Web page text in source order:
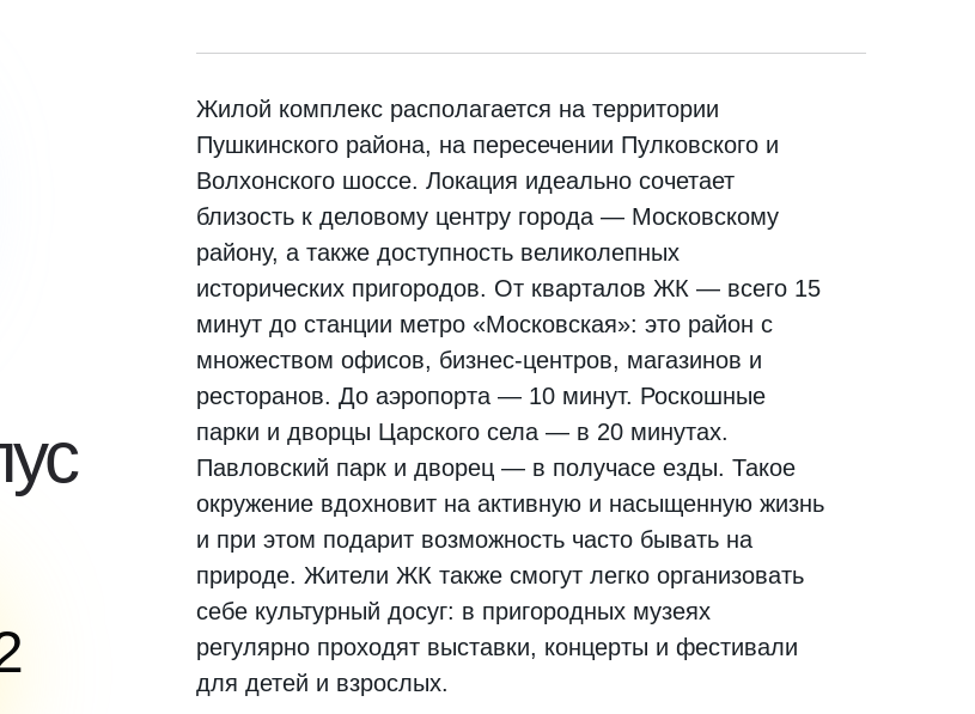
Жилой комплекс располагается на территории
Пушкинского района, на пересечении Пулковского и
Волхонского шоссе. Локация идеально сочетает
близость к деловому центру города — Московскому
району, а также доступность великолепных
исторических пригородов. От кварталов ЖК — всего 15
минут до станции метро «Московская»: это район с
множеством офисов, бизнес-центров, магазинов и
ресторанов. До аэропорта — 10 минут. Роскошные
парки и дворцы Царского села — в 20 минутах.
Павловский парк и дворец — в получасе езды. Такое
окружение вдохновит на активную и насыщенную жизнь
и при этом подарит возможность часто бывать на
природе. Жители ЖК также смогут легко организовать
себе культурный досуг: в пригородных музеях
регулярно проходят выставки, концерты и фестивали
для детей и взрослых.